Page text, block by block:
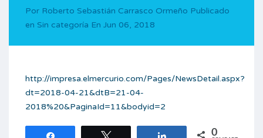
Por Roberto Sebastián Carrasco Ormeño Publicado
en Sin categoría En Jun 06, 2018
http://impresa.elmercurio.com/Pages/NewsDetail.aspx?
dt=2018-04-21&dtB=21-04-
2018%20&PaginaId=11&bodyid=2
Compartir 0